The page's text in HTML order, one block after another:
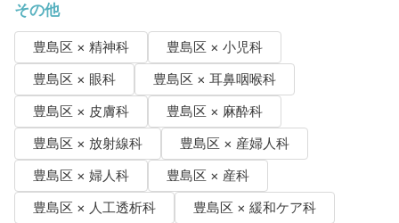
その他
豊島区 × 精神科
豊島区 × 小児科
豊島区 × 眼科
豊島区 × 耳鼻咽喉科
豊島区 × 皮膚科
豊島区 × 麻酔科
豊島区 × 放射線科
豊島区 × 産婦人科
豊島区 × 婦人科
豊島区 × 産科
豊島区 × 人工透析科
豊島区 × 緩和ケア科